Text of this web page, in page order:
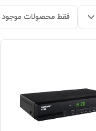
فقط محصولات موجود